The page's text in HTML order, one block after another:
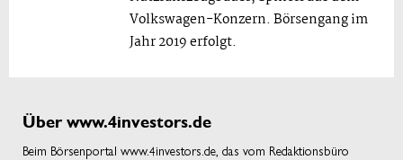
Volkswagen-Konzern. Börsengang im
Jahr 2019 erfolgt.
Über www.4investors.de
Beim Börsenportal www.4investors.de, das vom Redaktionsbüro